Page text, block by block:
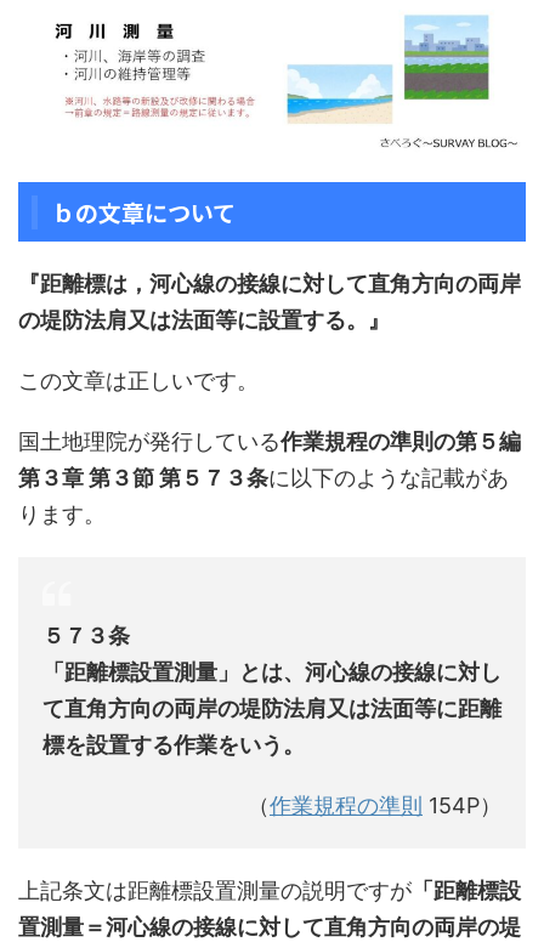
ｂの文章について
『距離標は，河心線の接線に対して直角方向の両岸
の堤防法肩又は法面等に設置する。』
この文章は正しいです。
国土地理院が発行している作業規程の準則の第５編
第３章 第３節 第５７３条に以下のような記載があ
ります。
５７３条
「距離標設置測量」とは、河心線の接線に対し
て直角方向の両岸の堤防法肩又は法面等に距離
標を設置する作業をいう。
（作業規程の準則 154P）
上記条文は距離標設置測量の説明ですが 「距離標設
置測量＝河心線の接線に対して直角方向の両岸の堤